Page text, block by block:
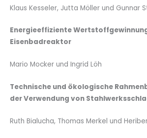
Klaus Kesseler, Jutta Möller und Gunnar
Energieeffiziente
Eisenbadreaktor
Mario Mocker und Ingrid Löh
Technische und ökologische
der Verwendung von
Ruth Bialucha, Thomas Merkel und